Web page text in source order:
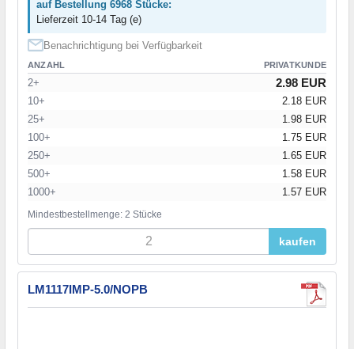
auf Bestellung 6968 Stücke:
Lieferzeit 10-14 Tag (e)
Benachrichtigung bei Verfügbarkeit
ANZAHL PRIVATKUNDE
2+ 2.98 EUR
10+
2.18 EUR
25+
1.98 EUR
100+
1.75 EUR
250+
1.65 EUR
500+
1.58 EUR
1000+
1.57 EUR
Mindestbestellmenge: 2 Stücke
kaufen
LM1117IMP-5.0/NOPB